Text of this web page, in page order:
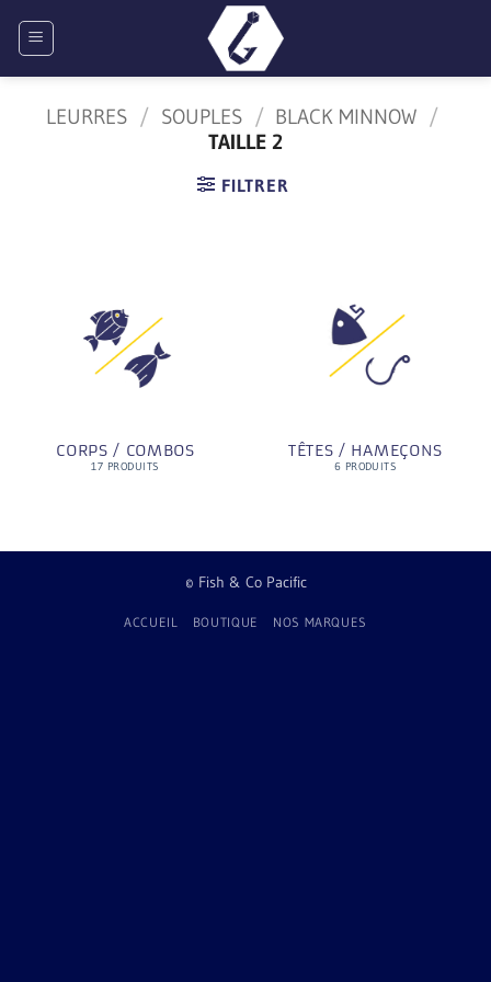
LEURRES / SOUPLES / BLACK MINNOW /
TAILLE 2
FILTRER
CORPS / COMBOS
17 PRODUITS
TÊTES / HAMEÇONS
6 PRODUITS
© Fish & Co Pacific
ACCUEIL BOUTIQUE NOS MARQUES